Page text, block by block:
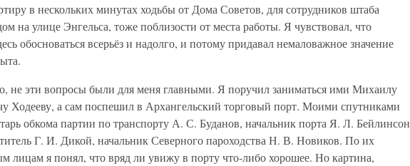
в нескольких минутах ходьбы от Дома Советов, для сотрудников штаба
на улице Энгельса, тоже поблизости от места работы. Я чувствовал, что
обосноваться всерьёз и надолго, и потому придавал немаловажное значение
не эти вопросы были для меня главными. Я поручил заниматься ими Михаилу
Ходееву, а сам поспешил в Архангельский торговый порт. Моими спутниками
обкома партии по транспорту А. С. Буданов, начальник порта Я. Л. Бейлинсон
Г. И. Дикой, начальник Северного пароходства Н. В. Новиков. По их
лицам я понял, что вряд ли увижу в порту что-либо хорошее. Но картина,